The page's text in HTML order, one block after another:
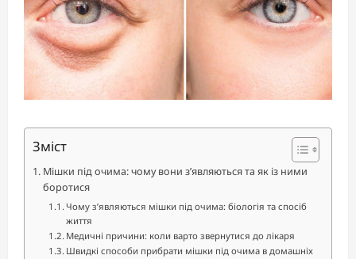
Зміст
Мішки під очима: чому вони з’являються та як із ними
боротися
Чому з’являються мішки під очима: біологія та спосіб
життя
Медичні причини: коли варто звернутися до лікаря
Швидкі способи прибрати мішки під очима в домашніх